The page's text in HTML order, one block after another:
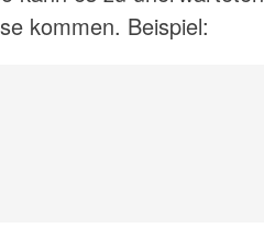
kommen. Beispiel: